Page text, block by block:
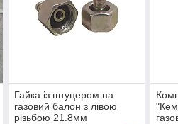
Гайка із штуцером на
газовий балон з лівою
різьбою 21.8мм